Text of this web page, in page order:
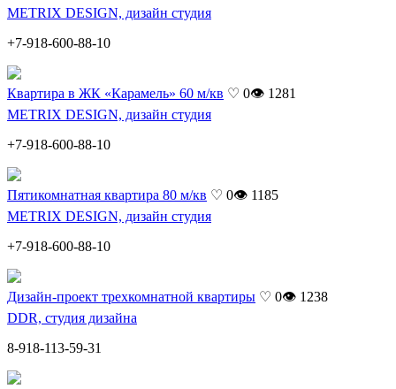
METRIX DESIGN, дизайн студия
+7-918-600-88-10
Квартира в ЖК «Карамель» 60 м/кв ♡ 0👁 1281
METRIX DESIGN, дизайн студия
+7-918-600-88-10
Пятикомнатная квартира 80 м/кв ♡ 0👁 1185
METRIX DESIGN, дизайн студия
+7-918-600-88-10
Дизайн-проект трехкомнатной квартиры ♡ 0👁 1238
DDR, студия дизайна
8-918-113-59-31